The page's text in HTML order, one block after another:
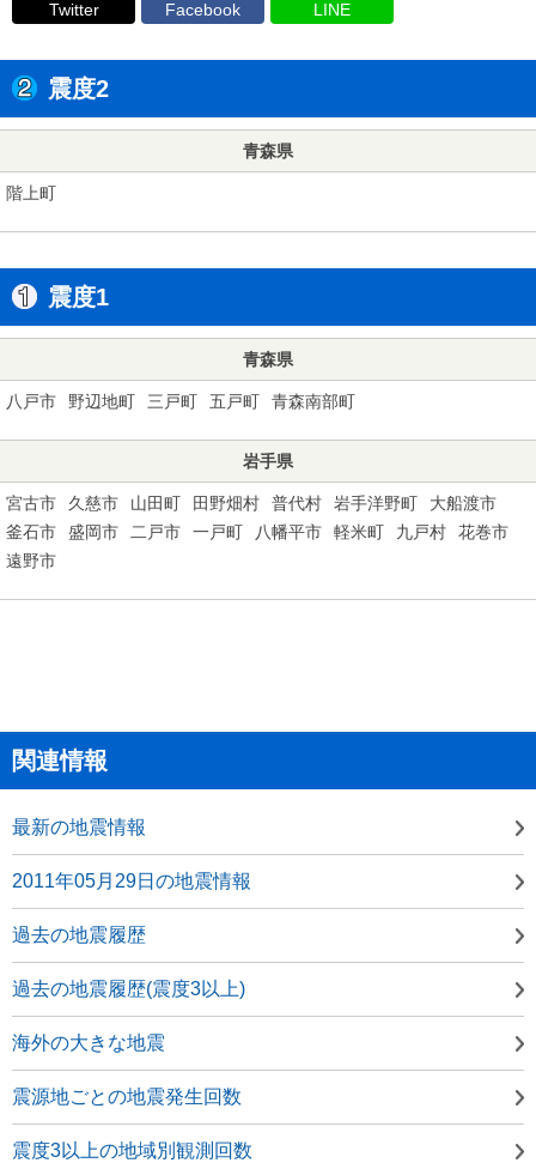
Twitter Facebook LINE
震度2
青森県
階上町
震度1
青森県
八戸市 野辺地町 三戸町 五戸町 青森南部町
岩手県
宮古市 久慈市 山田町 田野畑村 普代村 岩手洋野町
大船渡市
釜石市
盛岡市 二戸市 一戸町 八幡平市 軽米町 九戸村
花巻市
遠野市
関連情報
最新の地震情報
2011年05月29日の地震情報
過去の地震履歴
過去の地震履歴(震度3以上)
海外の大きな地震
震源地ごとの地震発生回数
震度3以上の地域別観測回数